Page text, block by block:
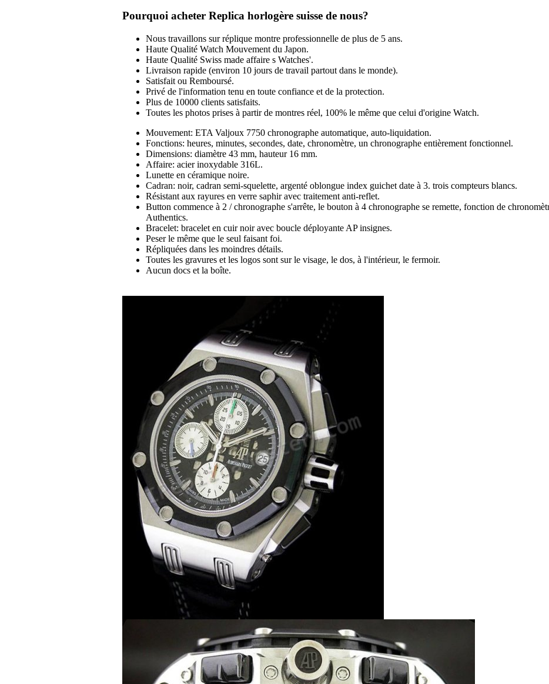
Pourquoi acheter Replica horlogère suisse de nous?
Nous travaillons sur réplique montre professionnelle de plus de 5 ans.
Haute Qualité Watch Mouvement du Japon.
Haute Qualité Swiss made affaire s Watches'.
Livraison rapide (environ 10 jours de travail partout dans le monde).
Satisfait ou Remboursé.
Privé de l'information tenu en toute confiance et de la protection.
Plus de 10000 clients satisfaits.
Toutes les photos prises à partir de montres réel, 100% le même que celui d'origine Watch.
Mouvement: ETA Valjoux 7750 chronographe automatique, auto-liquidation.
Fonctions: heures, minutes, secondes, date, chronomètre, un chronographe entièrement fonctionnel.
Dimensions: diamètre 43 mm, hauteur 16 mm.
Affaire: acier inoxydable 316L.
Lunette en céramique noire.
Cadran: noir, cadran semi-squelette, argenté oblongue index guichet date à 3. trois compteurs blancs.
Résistant aux rayures en verre saphir avec traitement anti-reflet.
Button commence à 2 / chronographe s'arrête, le bouton à 4 chronographe se remette, fonction de
Authentics.
Bracelet: bracelet en cuir noir avec boucle déployante AP insignes.
Peser le même que le seul faisant foi.
Répliquées dans les moindres détails.
Toutes les gravures et les logos sont sur le visage, le dos, à l'intérieur, le fermoir.
Aucun docs et la boîte.